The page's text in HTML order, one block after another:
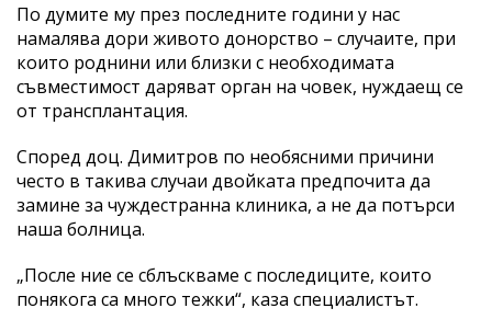
По думите му през последните години у нас
намалява дори живото донорство – случаите, при
които роднини или близки с необходимата
съвместимост даряват орган на човек, нуждаещ се
от трансплантация.
Според доц. Димитров по необясними причини
често в такива случаи двойката предпочита да
замине за чуждестранна клиника, а не да потърси
наша болница.
„После ние се сблъскваме с последиците, които
понякога са много тежки“, каза специалистът.